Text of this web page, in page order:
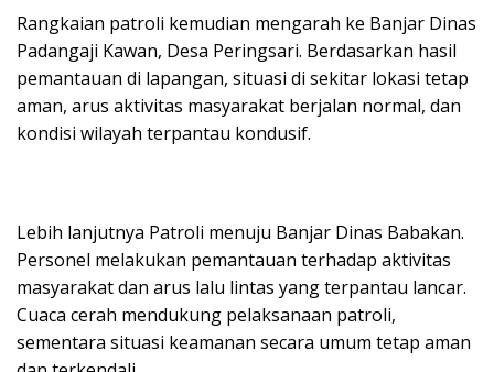
Rangkaian patroli kemudian mengarah ke Banjar Dinas
Padangaji Kawan, Desa Peringsari. Berdasarkan hasil
pemantauan di lapangan, situasi di sekitar lokasi tetap
aman, arus aktivitas masyarakat berjalan normal, dan
kondisi wilayah terpantau kondusif.
Lebih lanjutnya Patroli menuju Banjar Dinas Babakan.
Personel melakukan pemantauan terhadap aktivitas
masyarakat dan arus lalu lintas yang terpantau lancar.
Cuaca cerah mendukung pelaksanaan patroli,
sementara situasi keamanan secara umum tetap aman